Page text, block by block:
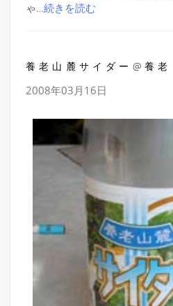
ゃ…続きを読む
養老山麓サイダー@養老
2008年03月16日